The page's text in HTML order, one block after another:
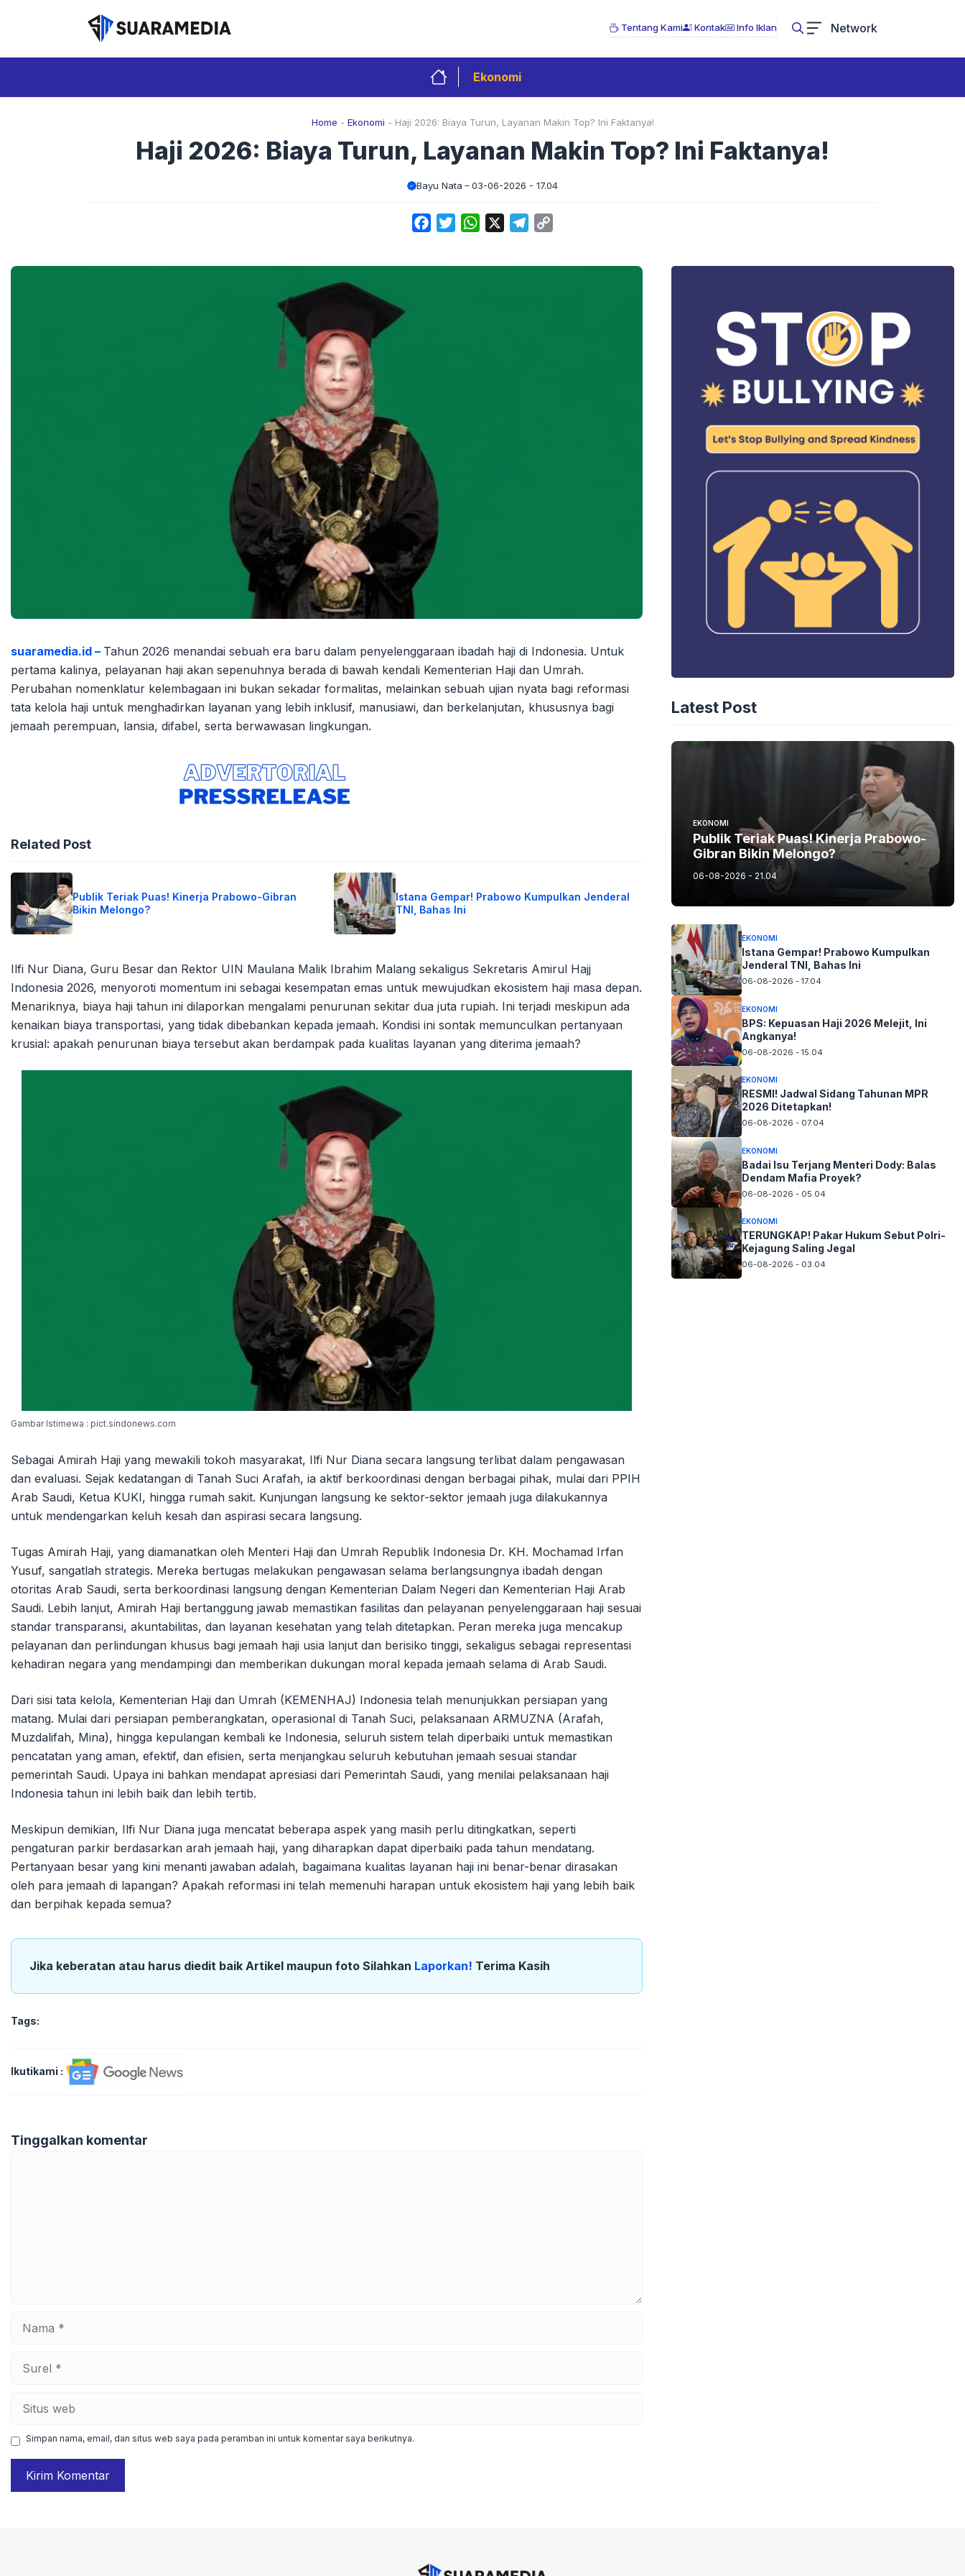
Tentang Kami Kontak Info Iklan Network
Ekonomi
Home - Ekonomi - Haji 2026: Biaya Turun, Layanan Makin Top? Ini Faktanya!
Haji 2026: Biaya Turun, Layanan Makin Top? Ini Faktanya!
Bayu Nata 03-06-2026 - 17.04
FacebookTwitterWhatsApp Telegram
suaramedia.id – Tahun 2026 menandai sebuah era baru dalam penyelenggaraan ibadah haji di Indonesia. Untuk
pertama kalinya, pelayanan haji akan sepenuhnya berada di bawah kendali Kementerian Haji dan Umrah.
Perubahan nomenklatur kelembagaan ini bukan sekadar formalitas, melainkan sebuah ujian nyata bagi reformasi
tata kelola haji untuk menghadirkan layanan yang lebih inklusif, manusiawi, dan berkelanjutan, khususnya bagi
jemaah perempuan, lansia, difabel, serta berwawasan lingkungan.
Related Post
Publik Teriak Puas! Kinerja Prabowo-Gibran
Bikin Melongo?
Istana Gempar! Prabowo Kumpulkan Jenderal
TNI, Bahas Ini
Ilfi Nur Diana, Guru Besar dan Rektor UIN Maulana Malik Ibrahim Malang sekaligus Sekretaris Amirul Hajj
Indonesia 2026, menyoroti momentum ini sebagai kesempatan emas untuk mewujudkan ekosistem haji masa depan.
Menariknya, biaya haji tahun ini dilaporkan mengalami penurunan sekitar dua juta rupiah. Ini terjadi meskipun ada
kenaikan biaya transportasi, yang tidak dibebankan kepada jemaah. Kondisi ini sontak memunculkan pertanyaan
krusial: apakah penurunan biaya tersebut akan berdampak pada kualitas layanan yang diterima jemaah?
Gambar Istimewa : pict.sindonews.com
Sebagai Amirah Haji yang mewakili tokoh masyarakat, Ilfi Nur Diana secara langsung terlibat dalam pengawasan
dan evaluasi. Sejak kedatangan di Tanah Suci Arafah, ia aktif berkoordinasi dengan berbagai pihak, mulai dari PPIH
Arab Saudi, Ketua KUKI, hingga rumah sakit. Kunjungan langsung ke sektor-sektor jemaah juga dilakukannya
untuk mendengarkan keluh kesah dan aspirasi secara langsung.
Tugas Amirah Haji, yang diamanatkan oleh Menteri Haji dan Umrah Republik Indonesia Dr. KH. Mochamad Irfan
Yusuf, sangatlah strategis. Mereka bertugas melakukan pengawasan selama berlangsungnya ibadah dengan
otoritas Arab Saudi, serta berkoordinasi langsung dengan Kementerian Dalam Negeri dan Kementerian Haji Arab
Saudi. Lebih lanjut, Amirah Haji bertanggung jawab memastikan fasilitas dan pelayanan penyelenggaraan haji sesuai
standar transparansi, akuntabilitas, dan layanan kesehatan yang telah ditetapkan. Peran mereka juga mencakup
pelayanan dan perlindungan khusus bagi jemaah haji usia lanjut dan berisiko tinggi, sekaligus sebagai representasi
kehadiran negara yang mendampingi dan memberikan dukungan moral kepada jemaah selama di Arab Saudi.
Dari sisi tata kelola, Kementerian Haji dan Umrah (KEMENHAJ) Indonesia telah menunjukkan persiapan yang
matang. Mulai dari persiapan pemberangkatan, operasional di Tanah Suci, pelaksanaan ARMUZNA (Arafah,
Muzdalifah, Mina), hingga kepulangan kembali ke Indonesia, seluruh sistem telah diperbaiki untuk memastikan
pencatatan yang aman, efektif, dan efisien, serta menjangkau seluruh kebutuhan jemaah sesuai standar
pemerintah Saudi. Upaya ini bahkan mendapat apresiasi dari Pemerintah Saudi, yang menilai pelaksanaan haji
Indonesia tahun ini lebih baik dan lebih tertib.
Meskipun demikian, Ilfi Nur Diana juga mencatat beberapa aspek yang masih perlu ditingkatkan, seperti
pengaturan parkir berdasarkan arah jemaah haji, yang diharapkan dapat diperbaiki pada tahun mendatang.
Pertanyaan besar yang kini menanti jawaban adalah, bagaimana kualitas layanan haji ini benar-benar dirasakan
oleh para jemaah di lapangan? Apakah reformasi ini telah memenuhi harapan untuk ekosistem haji yang lebih baik
dan berpihak kepada semua?
Jika keberatan atau harus diedit baik Artikel maupun foto Silahkan Laporkan! Terima Kasih
Tags:
Ikutikami :
Tinggalkan komentar
Simpan nama, email, dan situs web saya pada peramban ini untuk komentar saya berikutnya.
Latest Post
EKONOMI
Publik Teriak Puas! Kinerja Prabowo-
Gibran Bikin Melongo?
06-08-2026 - 21.04
EKONOMI
Istana Gempar! Prabowo Kumpulkan
Jenderal TNI, Bahas Ini
06-08-2026 - 17.04
EKONOMI
BPS: Kepuasan Haji 2026 Melejit, Ini
Angkanya!
06-08-2026 - 15.04
EKONOMI
RESMI! Jadwal Sidang Tahunan MPR
2026 Ditetapkan!
06-08-2026 - 07.04
EKONOMI
Badai Isu Terjang Menteri Dody: Balas
Dendam Mafia Proyek?
06-08-2026 - 05.04
EKONOMI
TERUNGKAP! Pakar Hukum Sebut Polri-
Kejagung Saling Jegal
06-08-2026 - 03.04